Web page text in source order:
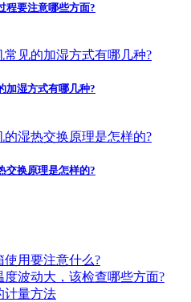
程要注意哪些方面?
加湿方式有哪几种?
交换原理是怎样的?
用要注意什么?
波动大，该检查哪些方面?
计量方法